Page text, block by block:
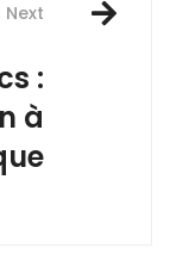
Next
:
à